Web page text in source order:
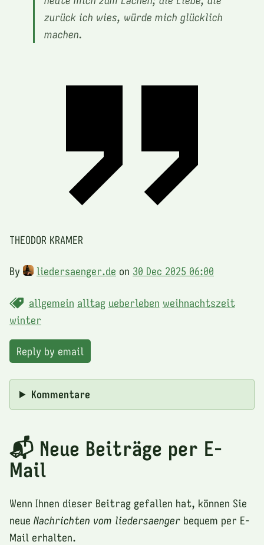
zurück ich wies, würde mich glücklich
machen.
THEODOR KRAMER
By liedersaenger.de on 30 Dec 2025 06:00
allgemein alltag ueberleben weihnachtszeit
winter
Reply by email
Kommentare
📬 Neue Beiträge per E-
Mail
Wenn Ihnen dieser Beitrag gefallen hat, können Sie
neue Nachrichten vom liedersaenger bequem per E-
Mail erhalten.